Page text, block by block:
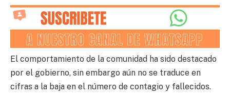
El comportamiento de la comunidad ha sido destacado
por el gobierno, sin embargo aún no se traduce en
cifras a la baja en el número de contagio y fallecidos.